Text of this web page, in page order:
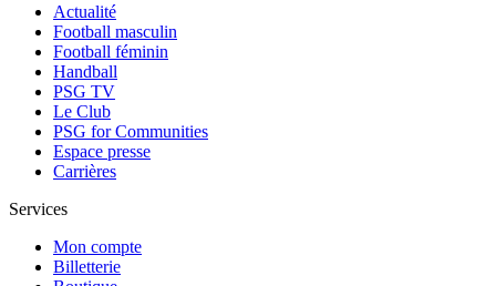
Actualité
Football masculin
Football féminin
Handball
PSG TV
Le Club
PSG for Communities
Espace presse
Carrières
Services
Mon compte
Billetterie